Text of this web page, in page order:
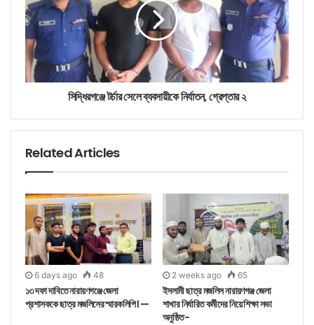
সিদ্ধিরগঞ্জে টর্চার সেলে ব্যবসায়ীকে নির্যাতন, গ্রেপ্তার ২
Related Articles
6 days ago 48
১৩ দফা দাবিতে নারায়ণগঞ্জে জেলা
প্রশাসককে ছাত্র মজলিসের স্মারকলিপি। —
2 weeks ago 65
ইসলামী ছাত্র মজলিস নারায়ণগঞ্জ জেলা
শাখার নির্ধারিত কর্মীদের নিয়ে শিক্ষা সভা
অনুষ্ঠিত-